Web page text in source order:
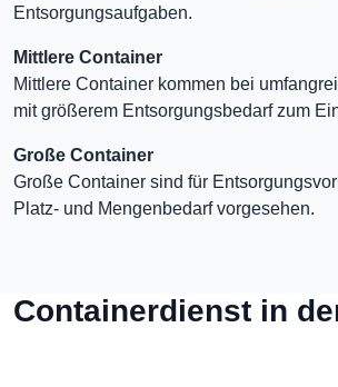
Entsorgungsaufgaben.
Mittlere Container
Mittlere Container kommen bei
mit größerem Entsorgungsbedarf zum
Große Container
Große Container sind für
Platz- und Mengenbedarf vorgesehen.
Containerdienst in